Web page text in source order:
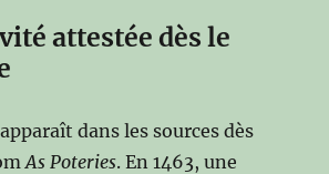
attestée dès le
dans les sources dès
As Poteries. En 1463, une